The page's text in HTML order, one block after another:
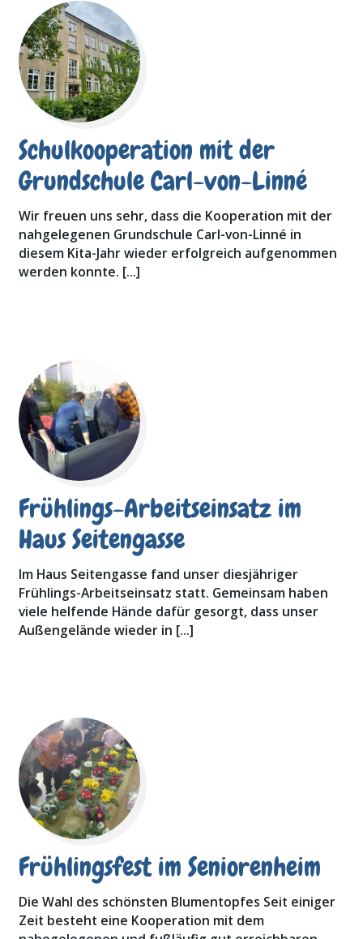
Schulkooperation mit der
Grundschule Carl-von-Linné
Wir freuen uns sehr, dass die Kooperation mit der
nahgelegenen Grundschule Carl-von-Linné in
diesem Kita-Jahr wieder erfolgreich aufgenommen
werden konnte. […]
Frühlings-Arbeitseinsatz im
Haus Seitengasse
Im Haus Seitengasse fand unser diesjähriger
Frühlings-Arbeitseinsatz statt. Gemeinsam haben
viele helfende Hände dafür gesorgt, dass unser
Außengelände wieder in […]
Frühlingsfest im Seniorenheim
Die Wahl des schönsten Blumentopfes Seit einiger
Zeit besteht eine Kooperation mit dem